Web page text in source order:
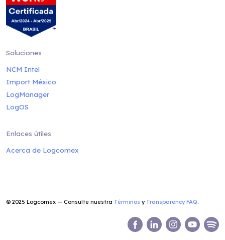
Soluciones
NCM Intel
Import México
LogManager
LogOS
Enlaces útiles
Acerca de Logcomex
© 2025 Logcomex — Consulte nuestra Términos y Transparency FAQ.